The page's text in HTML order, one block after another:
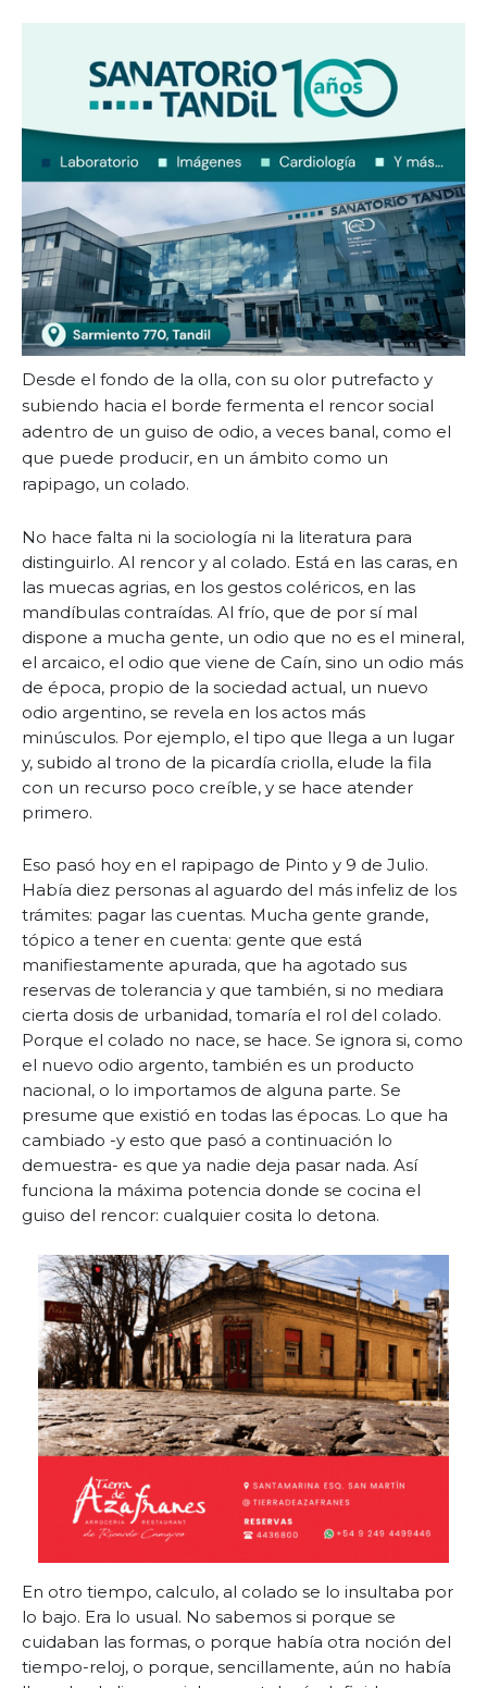
Desde el fondo de la olla, con su olor putrefacto y
subiendo hacia el borde fermenta el rencor social
adentro de un guiso de odio, a veces banal, como el
que puede producir, en un ámbito como un
rapipago, un colado.
No hace falta ni la sociología ni la literatura para
distinguirlo. Al rencor y al colado. Está en las caras, en
las muecas agrias, en los gestos coléricos, en las
mandíbulas contraídas. Al frío, que de por sí mal
dispone a mucha gente, un odio que no es el mineral,
el arcaico, el odio que viene de Caín, sino un odio más
de época, propio de la sociedad actual, un nuevo
odio argentino, se revela en los actos más
minúsculos. Por ejemplo, el tipo que llega a un lugar
y, subido al trono de la picardía criolla, elude la fila
con un recurso poco creíble, y se hace atender
primero.
Eso pasó hoy en el rapipago de Pinto y 9 de Julio.
Había diez personas al aguardo del más infeliz de los
trámites: pagar las cuentas. Mucha gente grande,
tópico a tener en cuenta: gente que está
manifiestamente apurada, que ha agotado sus
reservas de tolerancia y que también, si no mediara
cierta dosis de urbanidad, tomaría el rol del colado.
Porque el colado no nace, se hace. Se ignora si, como
el nuevo odio argento, también es un producto
nacional, o lo importamos de alguna parte. Se
presume que existió en todas las épocas. Lo que ha
cambiado -y esto que pasó a continuación lo
demuestra- es que ya nadie deja pasar nada. Así
funciona la máxima potencia donde se cocina el
guiso del rencor: cualquier cosita lo detona.
En otro tiempo, calculo, al colado se lo insultaba por
lo bajo. Era lo usual. No sabemos si porque se
cuidaban las formas, o porque había otra noción del
tiempo-reloj, o porque, sencillamente, aún no había